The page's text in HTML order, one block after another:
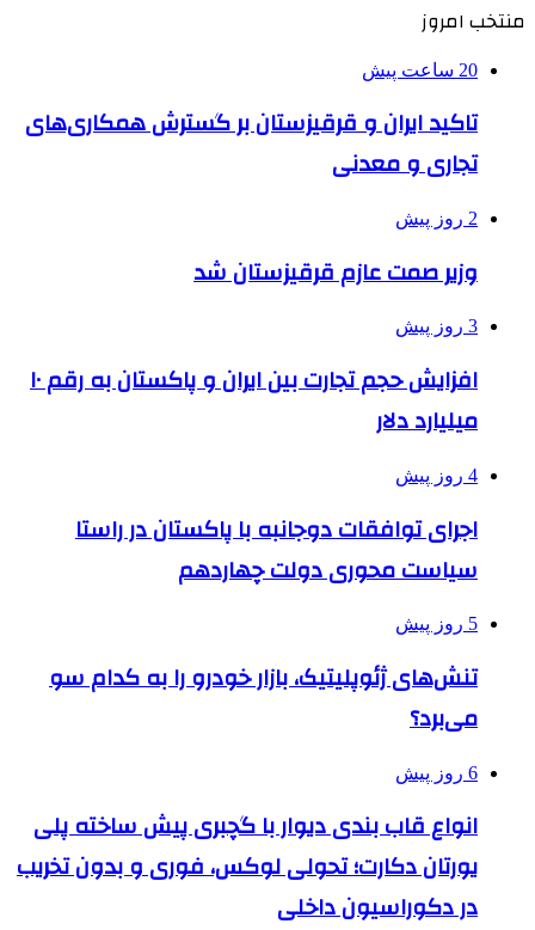
منتخب امروز
20 ساعت پیش
تاکید ایران و قرقیزستان بر گسترش همکاری‌های
تجاری و معدنی
2 روز پیش
وزیر صمت عازم قرقیزستان شد
3 روز پیش
افزایش حجم تجارت بین ایران و پاکستان به رقم ۱۰
میلیارد دلار
4 روز پیش
اجرای توافقات دوجانبه با پاکستان در راستا
سیاست محوری دولت چهاردهم
5 روز پیش
تنش‌های ژئوپلیتیک، بازار خودرو را به کدام سو
می‌برد؟
6 روز پیش
انواع قاب بندی دیوار با گچبری پیش ساخته پلی
یورتان دکارت؛ تحولی لوکس، فوری و بدون تخریب
در دکوراسیون داخلی